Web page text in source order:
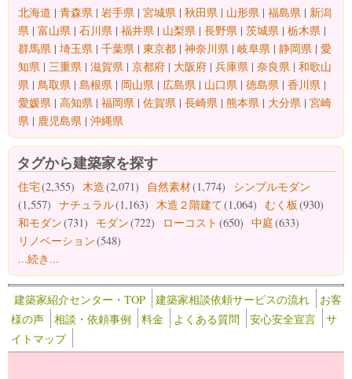
北海道 | 青森県 | 岩手県 | 宮城県 | 秋田県 | 山形県 | 福島県 | 新潟
県 | 富山県 | 石川県 | 福井県 | 山梨県 | 長野県 | 茨城県 | 栃木県 |
群馬県 | 埼玉県 | 千葉県 | 東京都 | 神奈川県 | 岐阜県 | 静岡県 | 愛
知県 | 三重県 | 滋賀県 | 京都府 | 大阪府 | 兵庫県 | 奈良県 | 和歌山
県 | 鳥取県 | 島根県 | 岡山県 | 広島県 | 山口県 | 徳島県 | 香川県 |
愛媛県 | 高知県 | 福岡県 | 佐賀県 | 長崎県 | 熊本県 | 大分県 | 宮崎
県 | 鹿児島県 | 沖縄県
タグから建築家を探す
住宅(2,355) 木造(2,071) 自然素材(1,774)
シンプルモダン
(1,557) ナチュラル(1,163) 木造２階建て(1,064) むく板 (930)
和モダン(731) モダン(722) ローコスト (650) 中庭(633)
リノベーション(548)
...続き...
建築家紹介センター・TOP 建築家相談依頼サービスの流れ
お客
様の声
相談・依頼事例 料金 よくある質問 安心安全宣言
サ
イトマップ